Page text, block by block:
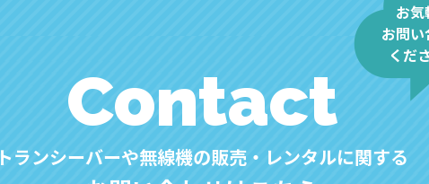
Contact
トランシーバーや無線機の販売・レンタルに関する
お
お問い
くだ